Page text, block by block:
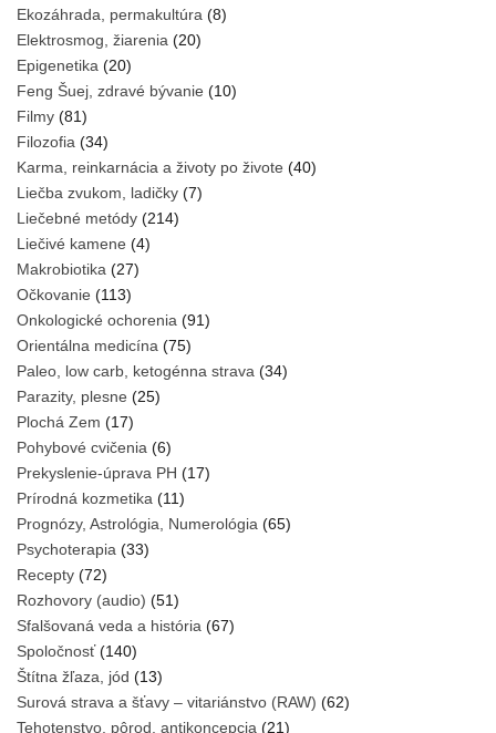
Ekozáhrada, permakultúra (8)
Elektrosmog, žiarenia (20)
Epigenetika (20)
Feng Šuej, zdravé bývanie (10)
Filmy (81)
Filozofia (34)
Karma, reinkarnácia a životy po živote (40)
Liečba zvukom, ladičky (7)
Liečebné metódy (214)
Liečivé kamene (4)
Makrobiotika (27)
Očkovanie (113)
Onkologické ochorenia (91)
Orientálna medicína (75)
Paleo, low carb, ketogénna strava (34)
Parazity, plesne (25)
Plochá Zem (17)
Pohybové cvičenia (6)
Prekyslenie-úprava PH (17)
Prírodná kozmetika (11)
Prognózy, Astrológia, Numerológia (65)
Psychoterapia (33)
Recepty (72)
Rozhovory (audio) (51)
Sfalšovaná veda a história (67)
Spoločnosť(140)
Štítna žľaza, jód (13)
Surová strava a šťavy – vitariánstvo (RAW) (62)
Tehotenstvo, pôrod, antikoncepcia (21)